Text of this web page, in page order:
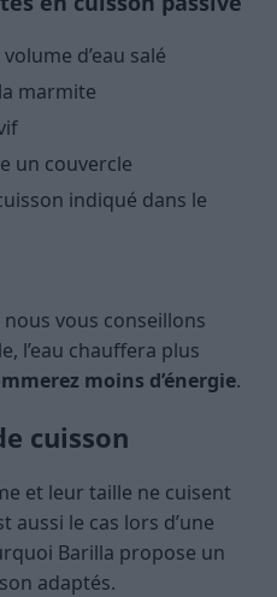
d’eau salé
marmite
un couvercle
indiqué dans le
vous conseillons
l’eau chauffera plus
moins d’énergie.
cuisson
et leur taille ne cuisent
aussi le cas lors d’une
Barilla propose un
adaptés.